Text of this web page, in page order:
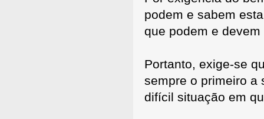
podem e sabem
que podem e devem
Portanto, exige-se
sempre o primeiro a
difícil situação em